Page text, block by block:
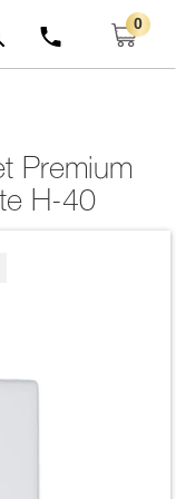
0
Cotton Sateen White
H-40